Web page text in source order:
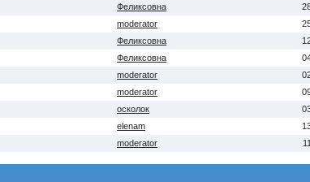
Феликсовна
moderator
Феликсовна
Феликсовна
moderator
moderator
осколок
elenam
moderator